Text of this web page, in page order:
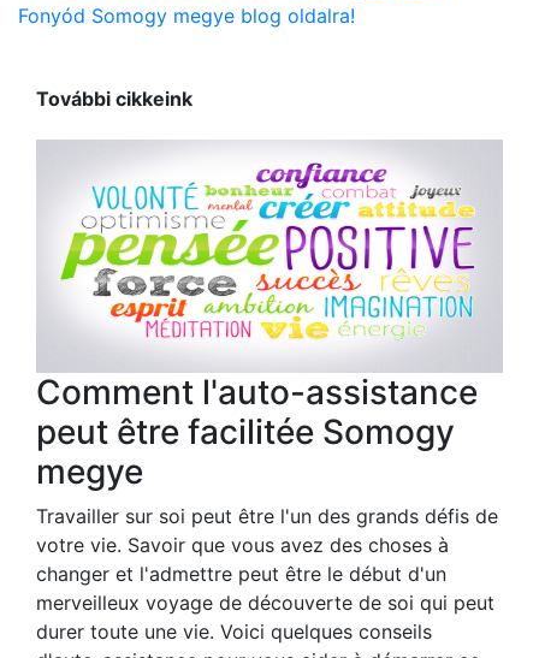
Fonyód Somogy megye blog oldalra!
További cikkeink
Comment l'auto-assistance
peut être facilitée Somogy
megye
Travailler sur soi peut être l'un des grands défis de
votre vie. Savoir que vous avez des choses à
changer et l'admettre peut être le début d'un
merveilleux voyage de découverte de soi qui peut
durer toute une vie. Voici quelques conseils